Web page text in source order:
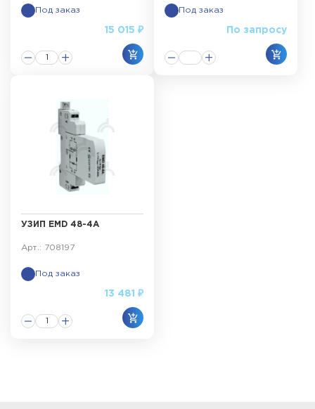
Под заказ
15 015 ₽
Под заказ
По запросу
УЗИП EMD 48-4A
Арт.: 708197
Под заказ
13 481 ₽